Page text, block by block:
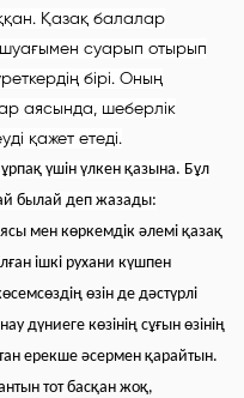
Қазақ балалар
суарып отырып
бірі. Оның
аясында, шеберлік
қажет етеді.
үшін үлкен қазына. Бұл
былай деп жазады:
мен көркемдік әлемі қазақ
ішкі рухани күшпен
өзін де дәстүрлі
дүниеге көзінің сұғын өзінің
ерекше әсермен қарайтын.
тот басқан жоқ,